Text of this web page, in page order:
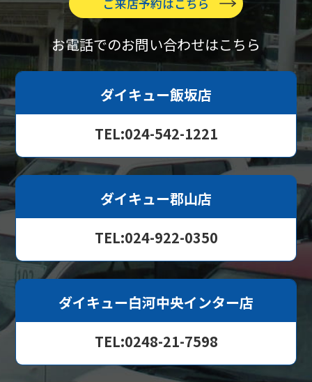
ご来店予約はこちら
お電話でのお問い合わせはこちら
ダイキュー飯坂店
TEL:024-542-1221
ダイキュー郡山店
TEL:024-922-0350
ダイキュー白河中央インター店
TEL:0248-21-7598